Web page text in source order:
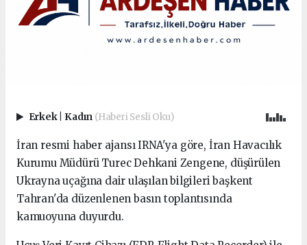
Erkek Kadın (Haberi Sesli Oku)
İran resmi haber ajansı IRNA'ya göre, İran Havacılık
Kurumu Müdürü Turec Dehkani Zengene, düşürülen
Ukrayna uçağına dair ulaşılan bilgileri başkent
Tahran'da düzenlenen basın toplantısında
kamuoyuna duyurdu.